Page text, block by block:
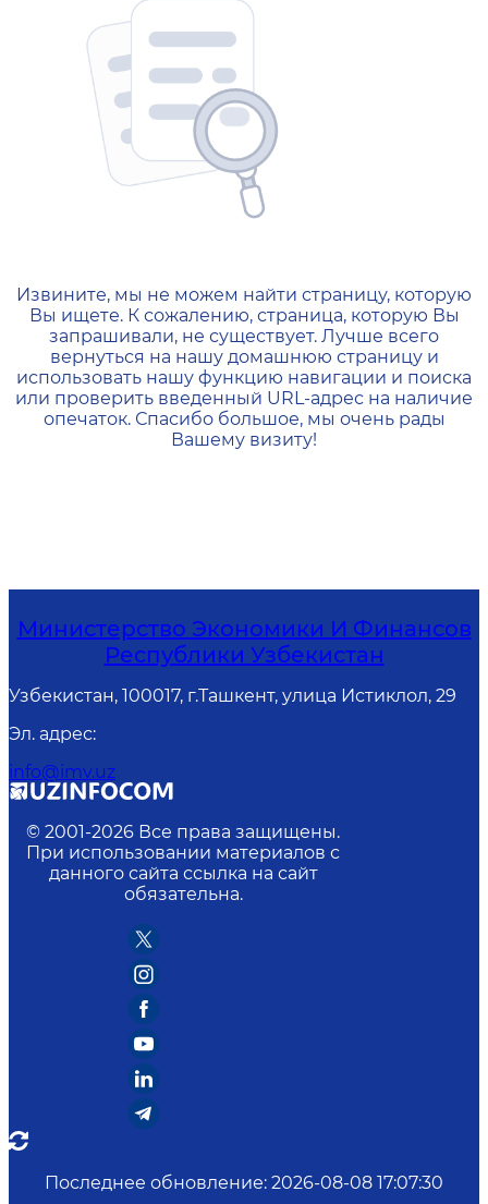
404 — Страница не
Извините, мы не можем найти страницу, которую
Вы ищете. К сожалению, страница, которую Вы
запрашивали, не существует. Лучше всего
вернуться на нашу домашнюю страницу и
использовать нашу функцию навигации и поиска
или проверить введенный URL-адрес на наличие
опечаток. Спасибо большое, мы очень рады
Вашему визиту!
Министерство Экономики И Финансов
Республики Узбекистан
Узбекистан, 100017, г.Ташкент, улица Истиклол, 29
Эл. адрес:
info@imv.uz
© 2001-2026 Все права защищены.
При использовании материалов с
данного сайта ссылка на сайт
обязательна.
Последнее обновление: 2026-08-08 17:07:30